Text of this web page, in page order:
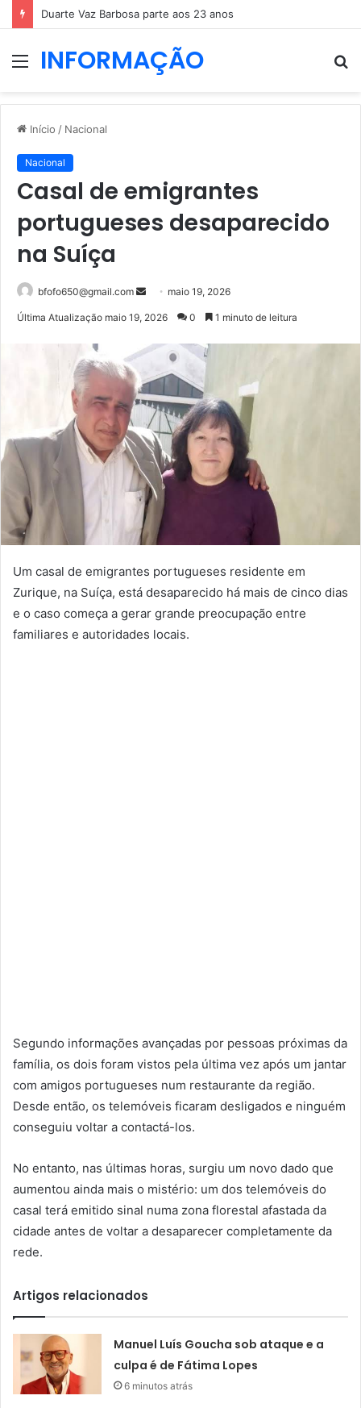
Duarte Vaz Barbosa parte aos 23 anos
MenuINFORMAÇÃO
Início / Nacional
Nacional
Casal de emigrantes
portugueses desaparecido
na Suíça
bfofo650@gmail.com
Mande
mail
maio 19, 2026
Última Atualização maio 19, 2026 0 1 minuto de leitura
Um casal de emigrantes portugueses residente em
Zurique, na Suíça, está desaparecido há mais de cinco dias
e o caso começa a gerar grande preocupação entre
familiares e autoridades locais.
Segundo informações avançadas por pessoas próximas da
família, os dois foram vistos pela última vez após um jantar
com amigos portugueses num restaurante da região.
Desde então, os telemóveis ficaram desligados e ninguém
conseguiu voltar a contactá-los.
No entanto, nas últimas horas, surgiu um novo dado que
aumentou ainda mais o mistério: um dos telemóveis do
casal terá emitido sinal numa zona florestal afastada da
cidade antes de voltar a desaparecer completamente da
rede.
Artigos relacionados
Manuel Luís Goucha sob ataque e a
culpa é de Fátima Lopes
6 minutos atrás